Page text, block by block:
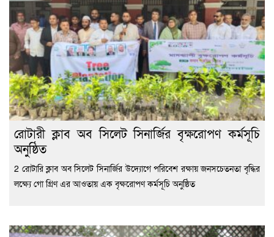
রোটারী ক্লাব অব সিলেট সিনার্জির বৃক্ষরোপণ কর্মসূচি
অনুষ্ঠিত
2 রোটারি ক্লাব অব সিলেট সিনার্জির উদ্যোগে পরিবেশ রক্ষায় জনসচেতনতা বৃদ্ধির
লক্ষ্যে গো গ্রিণ এর আওতায় এক বৃক্ষরোপণ কর্মসূচি অনুষ্ঠিত